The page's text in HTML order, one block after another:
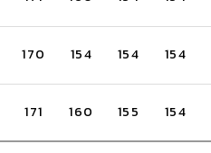
170 154 154 154
171 160 155 154